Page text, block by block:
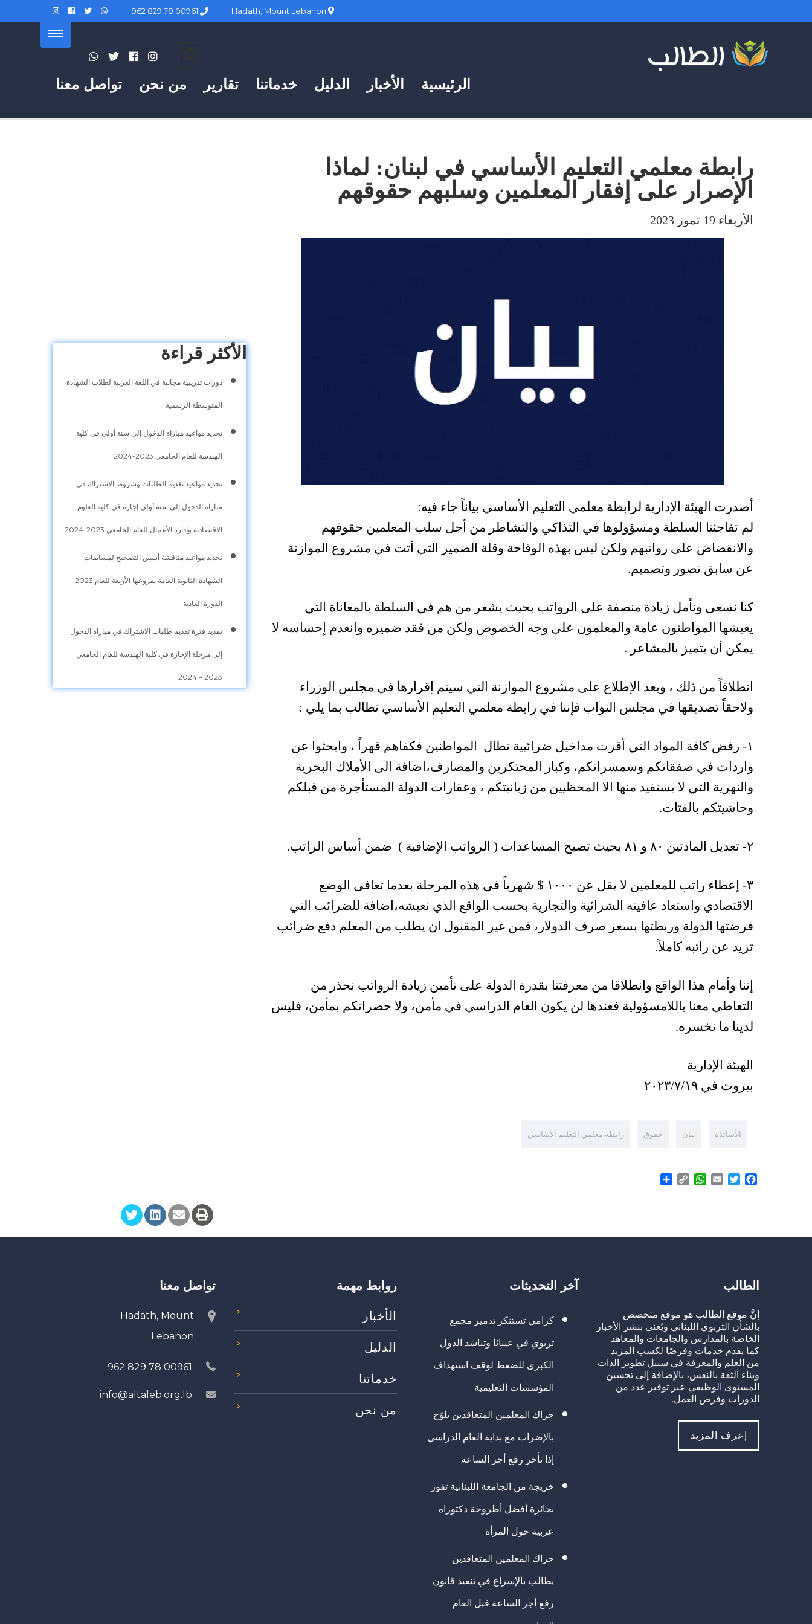
تواصل معنا من نحن تقارير خدماتنا الدليل الأخبار الرئيسية
رابطة معلمي التعليم الأساسي في لبنان: لماذا
الإصرار على إفقار المعلمين وسلبهم حقوقهم
الأربعاء 19 تموز 2023
أصدرت الهيئة الإدارية لرابطة معلمي التعليم الأساسي بياناً جاء فيه:
لم تفاجئنا السلطة ومسؤولوها في التذاكي والتشاطر من أجل سلب المعلمين حقوقهم
والانقضاض على رواتبهم ولكن ليس بهذه الوقاحة وقلة الضمير التي أتت في مشروع الموازنة
عن سابق تصور وتصميم.
كنا نسعى ونأمل زيادة منصفة على الرواتب بحيث يشعر من هم في السلطة بالمعاناة التي
يعيشها المواطنون عامة والمعلمون على وجه الخصوص ولكن من فقد ضميره وانعدم إحساسه لا
يمكن أن يتميز بالمشاعر .
انطلاقاً من ذلك ، وبعد الإطلاع على مشروع الموازنة التي سيتم إقرارها في مجلس الوزراء
ولاحقاً تصديقها في مجلس النواب فإننا في رابطة معلمي التعليم الأساسي نطالب بما يلي :
١- رفض كافة المواد التي أقرت مداخيل ضرائبية تطال المواطنين فكفاهم قهراً ، وابحثوا عن
واردات في صفقاتكم وسمسراتكم، وكبار المحتكرين والمصارف،اضافة الى الأملاك البحرية
والنهرية التي لا يستفيد منها الا المحظيين من زبانيتكم ، وعقارات الدولة المستأجرة من قبلكم
وحاشيتكم بالفتات.
٢- تعديل المادتين ٨٠ و ٨١ بحيث تصبح المساعدات ( الرواتب الإضافية ) ضمن أساس الراتب.
٣- إعطاء راتب للمعلمين لا يقل عن ١٠٠٠ $ شهرياً في هذه المرحلة بعدما تعافى الوضع
الاقتصادي واستعاد عافيته الشرائية والتجارية بحسب الواقع الذي نعيشه،اضافة للضرائب التي
فرضتها الدولة وربطتها بسعر صرف الدولار، فمن غير المقبول ان يطلب من المعلم دفع ضرائب
تزيد عن راتبه كاملاً.
إننا وأمام هذا الواقع وانطلاقا من معرفتنا بقدرة الدولة على تأمين زيادة الرواتب نحذر من
التعاطي معنا باللامسؤولية فعندها لن يكون العام الدراسي في مأمن، ولا حضراتكم بمأمن، فليس
لدينا ما نخسره.
الهيئة الإدارية
بيروت في ٢٠٢٣/٧/١٩
الأساتذة بيان حقوق رابطة معلمي التعليم الأساسي
الأكثر قراءة
دورات تدريبية مجانية في اللغة العربية لطلاب الشهادة
المتوسطة الرسمية
تحديد مواعيد مباراة الدخول إلى سنة أولى في كلية
الهندسة للعام الجامعي 2023-2024
تحديد مواعيد تقديم الطلبات وشروط الاشتراك في
مباراة الدخول إلى سنة أولى إجازة في كلية العلوم
الاقتصادية وإدارة الأعمال للعام الجامعي 2023-2024
تحديد مواعيد مناقشة أسس التصحيح لمسابقات
الشهادة الثانوية العامة بفروعها الأربعة للعام 2023
الدورة العادية
تمديد فترة تقديم طلبات الاشتراك في مباراة الدخول
إلى مرحلة الإجازة في كلية الهندسة للعام الجامعي
2023 – 2024
Facebook
Twitter
Email
WhatsApp
Copy
الطالب
إنَّ موقع الطالب هو موقع متخصص
بالشأن التربوي اللبناني ويُعنى بنشر الأخبار
الخاصة بالمدارس والجامعات والمعاهد
كما يقدم خدمات وفرصًا لكسب المزيد
من العلم والمعرفة في سبيل تطوير الذات
وبناء الثقة بالنفس، بالإضافة إلى تحسين
المستوى الوظيفي عبر توفير عدد من
الدورات وفرص العمل.
إعرف المزيد
آخر التحديثات
كرامي تستنكر تدمير مجمع
تربوي في عيناثا وتناشد الدول
الكبرى للضغط لوقف استهداف
المؤسسات التعليمية
حراك المعلمين المتعاقدين يلوّح
بالإضراب مع بداية العام الدراسي
إذا تأخر رفع أجر الساعة
خريجة من الجامعة اللبنانية تفوز
بجائزة أفضل أطروحة دكتوراه
عربية حول المرأة
حراك المعلمين المتعاقدين
يطالب بالإسراع في تنفيذ قانون
رفع أجر الساعة قبل العام
روابط مهمة
الأخبار
الدليل
خدماتنا
من نحن
تواصل معنا
Hadath, Mount
Lebanon
00961 78 829 962
info@altaleb.org.lb